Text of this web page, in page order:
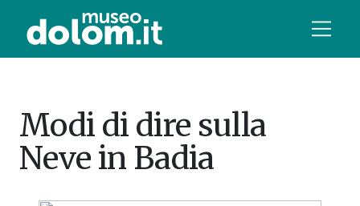
Modi di dire sulla
Neve in Badia